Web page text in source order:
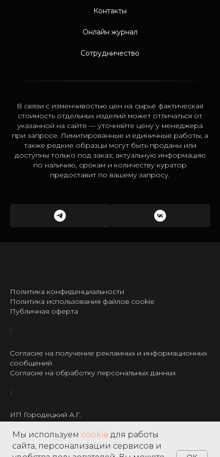
Контакты
Онлайн журнал
Сотрудничество
В связи с изменчивостью цен на сырьё фактическая
стоимость отдельных изделий может отличаться от
указанной на сайте — уточняйте цену у менеджера
при запросе. Лимитированные и единичные работы, а
также редкие образцы могут быть проданы или
доступны только под заказ; актуальную информацию
по наличию, срокам и количеству куратор
предоставит по вашему запросу.
Политика конфиденциальности
Политика использования файлов cookie
Публичная оферта
Согласие на получение рекламных и информационных
сообщений
Согласие на обработку персональных данных
ИП Городецкий А.Г.
ИНН: 237301234120
8 495 122 22 49
Мы используем cookie для работы
сайта, персонализации сервисов и